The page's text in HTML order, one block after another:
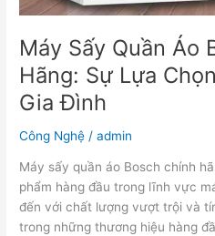
Máy Sấy Quần Áo
Hãng: Sự Lựa
Gia Đình
Công Nghệ /admin
Máy sấy quần áo Bosch chính
phẩm hàng đầu trong lĩnh vực
đến với chất lượng vượt trội và
trong những thương hiệu hàng
Gia